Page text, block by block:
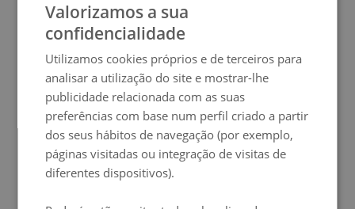
ITALIAN
PORTUGUESE
HUNGARIAN
Valorizamos a sua
confidencialidade
Utilizamos cookies próprios e de terceiros para
analisar a utilização do site e mostrar-lhe
publicidade relacionada com as suas
preferências com base num perfil criado a partir
dos seus hábitos de navegação (por exemplo,
páginas visitadas ou integração de visitas de
diferentes dispositivos).